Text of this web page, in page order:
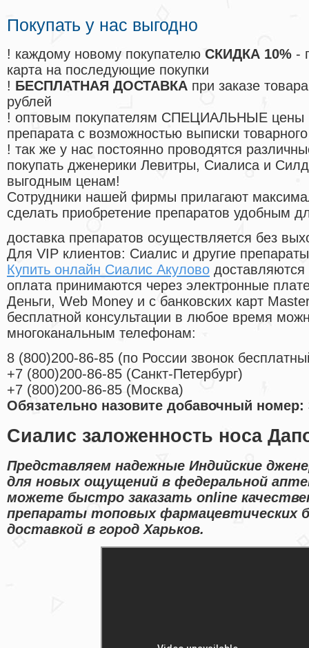
Покупать у нас выгодно
! каждому новому покупателю СКИДКА 10% -
карта на последующие покупки
! БЕСПЛАТНАЯ ДОСТАВКА при заказе
рублей
! оптовым покупателям СПЕЦИАЛЬНЫЕ цены
препарата с возможностью выписки
! так же у нас постоянно проводятся
покупать дженерики Левитры, Сиалиса и
выгодным ценам!
Cотрудники нашей фирмы прилагают
сделать приобретение препаратов удобным
доставка препаратов осуществляется без
Для VIP клиентов: Сиалис и другие
Купить онлайн Сиалис Акулово доставляются
оплата принимаются через электронные
Деньги, Web Money и с банковских карт
бесплатной консультации в любое время
многоканальным телефонам:
8 (800)200-86-85 (по России звонок
+7 (800)200-86-85 (Санкт-Петербург)
+7 (800)200-86-85 (Москва)
Обязательно назовите добавочный номер:
Сиалис заложенность носа
Представляем надежные Индийские
для новых ощущений в федеральной
можете быстро заказать online
препараты топовых фармацевтических
доставкой в город Харьков.